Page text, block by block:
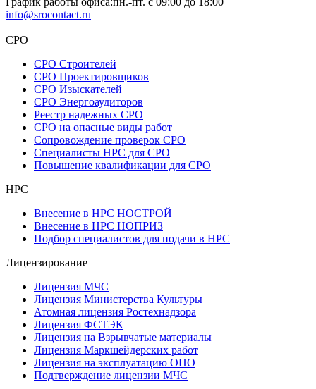
info@srocontact.ru
СРО
СРО Строителей
СРО Проектировщиков
СРО Изыскателей
СРО Энергоаудиторов
Реестр надежных СРО
СРО на опасные виды работ
Сопровождение проверок СРО
Специалисты НРС для СРО
Повышение квалификации для СРО
НРС
Внесение в НРС НОСТРОЙ
Внесение в НРС НОПРИЗ
Подбор специалистов для подачи в НРС
Лицензирование
Лицензия МЧС
Лицензия Министерства Культуры
Атомная лицензия Ростехнадзора
Лицензия ФСТЭК
Лицензия на Взрывчатые материалы
Лицензия Маркшейдерских работ
Лицензия на эксплуатацию ОПО
Подтверждение лицензии МЧС